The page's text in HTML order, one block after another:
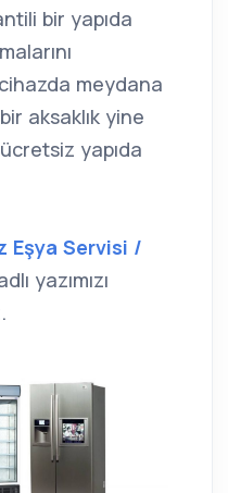
bir yapıda
meydana
aksaklık yine
yapıda
Eşya Servisi /
yazımızı